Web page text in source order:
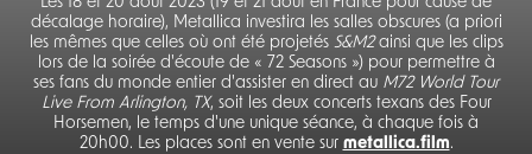
décalage horaire), Metallica investira les salles obscures (a priori
les mêmes que celles où ont été projetés S&M2ainsi que les clips
lors de la soirée d'écoute de « 72 Seasons ») pour permettre à
ses fans du monde entier d'assister en direct au M72 World Tour
Live From Arlington, TX, soit les deux concerts texans des Four
Horsemen, le temps d'une unique séance, à chaque fois à
20h00. Les places sont en vente sur metallica.film.